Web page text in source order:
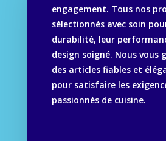
engagement. Tous nos
sélectionnés avec soin
durabilité, leur
design soigné. Nous vous
des articles fiables et
pour satisfaire les
passionnés de cuisine.